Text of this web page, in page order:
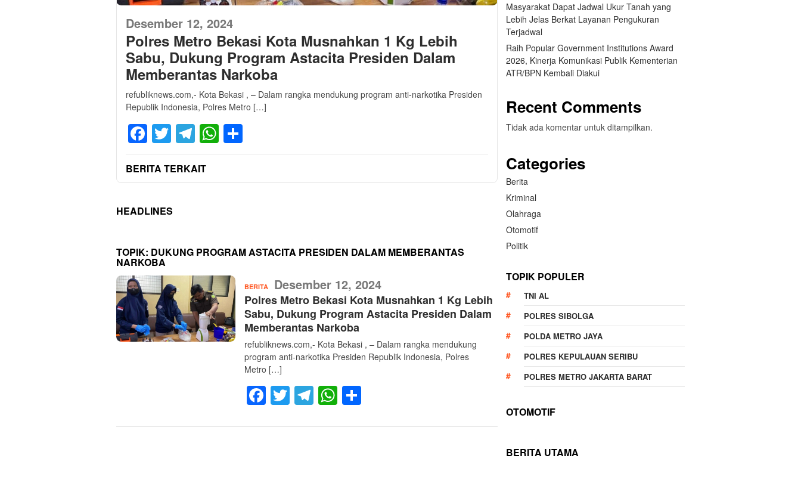
Desember 12, 2024
Polres Metro Bekasi Kota Musnahkan 1 Kg Lebih
Sabu, Dukung Program Astacita Presiden Dalam
Memberantas Narkoba
refubliknews.com,- Kota Bekasi , – Dalam rangka mendukung program anti-narkotika Presiden
Republik Indonesia, Polres Metro […]
Facebook
Twitter
Telegram
WhatsApp
BERITA TERKAIT
HEADLINES
TOPIK: DUKUNG PROGRAM ASTACITA PRESIDEN DALAM MEMBERANTAS
NARKOBA
BERITARefublikNews
Desember 12, 2024
Polres Metro Bekasi Kota Musnahkan 1 Kg Lebih
Sabu, Dukung Program Astacita Presiden Dalam
Memberantas Narkoba
refubliknews.com,- Kota Bekasi , – Dalam rangka mendukung
program anti-narkotika Presiden Republik Indonesia, Polres
Metro […]
Facebook
Twitter
Telegram
WhatsApp
Masyarakat Dapat Jadwal Ukur Tanah yang
Lebih Jelas Berkat Layanan Pengukuran
Terjadwal
Raih Popular Government Institutions Award
2026, Kinerja Komunikasi Publik Kementerian
ATR/BPN Kembali Diakui
Recent Comments
Tidak ada komentar untuk ditampilkan.
Categories
Berita
Kriminal
Olahraga
Otomotif
Politik
TOPIK POPULER
TNI AL
POLRES SIBOLGA
POLDA METRO JAYA
POLRES KEPULAUAN SERIBU
POLRES METRO JAKARTA BARAT
OTOMOTIF
BERITA UTAMA